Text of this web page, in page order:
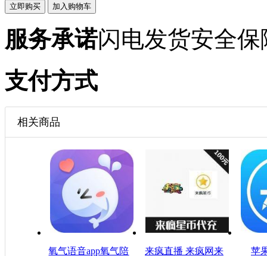
立即购买 加入购物车
服务承诺闪电发货安全保
支付方式
相关商品
氧气语音app氧气陪 来疯直播 来疯网来 苹